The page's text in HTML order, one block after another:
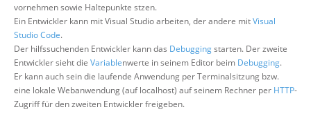
vornehmen sowie Haltepunkte stzen.
Ein Entwickler kann mit Visual Studio arbeiten, der andere mitVisual
Studio Code.
Der hilfssuchenden Entwickler kann das Debuggingstarten. Der zweite
Entwickler sieht die Variablenwerte in seinem Editor beim Debugging.
Er kann auch sein die laufende Anwendung per Terminalsitzung bzw.
eine lokale Webanwendung (auf localhost) auf seinem Rechner per HTTP-
Zugriff für den zweiten Entwickler freigeben.